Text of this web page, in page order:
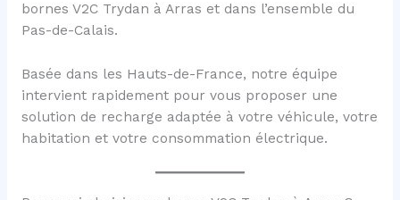
bornes V2C Trydan à Arras et dans l’ensemble du
Pas-de-Calais.
Basée dans les Hauts-de-France, notre équipe
intervient rapidement pour vous proposer une
solution de recharge adaptée à votre véhicule, votre
habitation et votre consommation électrique.